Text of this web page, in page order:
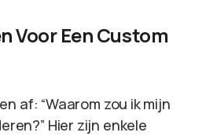
Voor Een Custom
af: “Waarom zou ik mijn
Hier zijn enkele